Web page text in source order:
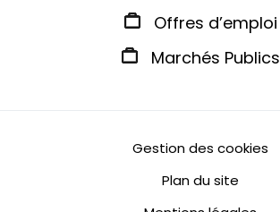
Offres d’emploi
Marchés Publics
Gestion des cookies
Plan du site